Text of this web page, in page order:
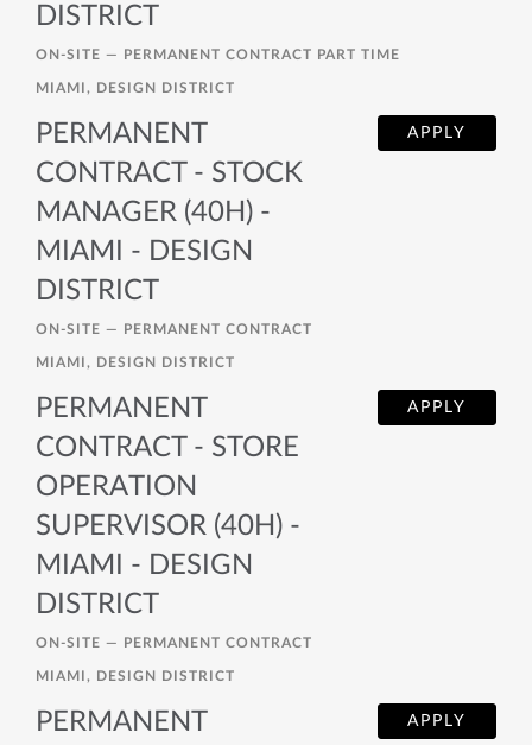
DISTRICT
ON-SITE — PERMANENT CONTRACT PART TIME
MIAMI, DESIGN DISTRICT
APPLY
PERMANENT
CONTRACT - STOCK
MANAGER (40H) -
MIAMI - DESIGN
DISTRICT
ON-SITE — PERMANENT CONTRACT
MIAMI, DESIGN DISTRICT
APPLY
PERMANENT
CONTRACT - STORE
OPERATION
SUPERVISOR (40H) -
MIAMI - DESIGN
DISTRICT
ON-SITE — PERMANENT CONTRACT
MIAMI, DESIGN DISTRICT
APPLY
PERMANENT